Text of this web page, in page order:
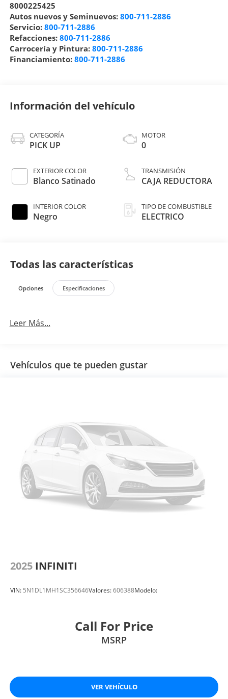
8000225425
Autos nuevos y Seminuevos: 800-711-2886
Servicio: 800-711-2886
Refacciones: 800-711-2886
Carrocería y Pintura: 800-711-2886
Financiamiento: 800-711-2886
Información del vehículo
CATEGORÍA
PICK UP
EXTERIOR COLOR
Blanco Satinado
INTERIOR COLOR
Negro
MOTOR
0
TRANSMISIÓN
CAJA REDUCTORA
TIPO DE COMBUSTIBLE
ELECTRICO
Todas las características
Opciones Especificaciones
Leer Más...
Vehículos que te pueden gustar
2025 INFINITI
VIN: 5N1DL1MH1SC356646Valores:606388Modelo:
Call For Price
MSRP
VER VEHÍCULO